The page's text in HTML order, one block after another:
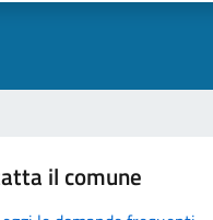
il comune